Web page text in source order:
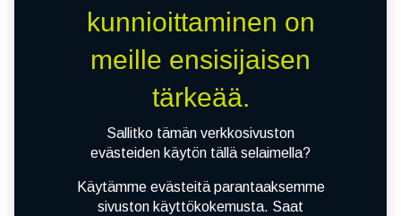
kunnioittaminen on
meille ensisijaisen
tärkeää.
Sallitko tämän verkkosivuston
evästeiden käytön tällä selaimella?
Käytämme evästeitä parantaaksemme
sivuston käyttökokemusta. Saat